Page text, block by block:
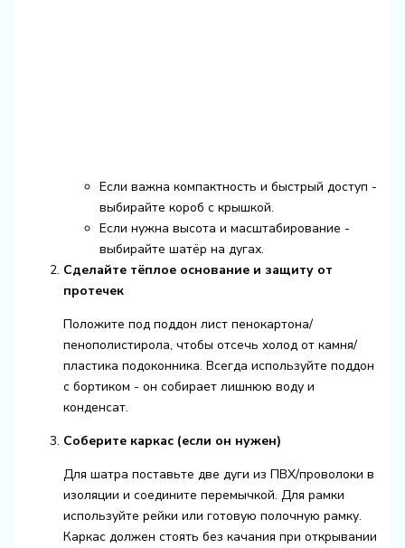
Если важна компактность и быстрый доступ -
выбирайте короб с крышкой.
Если нужна высота и масштабирование -
выбирайте шатёр на дугах.
Сделайте тёплое основание и защиту от
протечек
Положите под поддон лист пенокартона/
пенополистирола, чтобы отсечь холод от камня/
пластика подоконника. Всегда используйте поддон
с бортиком - он собирает лишнюю воду и
конденсат.
Соберите каркас (если он нужен)
Для шатра поставьте две дуги из ПВХ/проволоки в
изоляции и соедините перемычкой. Для рамки
используйте рейки или готовую полочную рамку.
Каркас должен стоять без качания при открывании